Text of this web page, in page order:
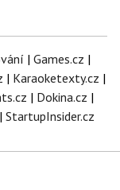
| Games.cz |
| Karaoketexty.cz |
| Dokina.cz |
| StartupInsider.cz